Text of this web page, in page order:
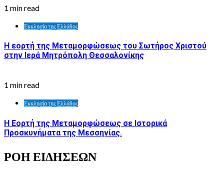
1 min read
Εκκλησία της Ελλάδος
Η εορτή της Μεταμορφώσεως του Σωτήρος Χριστού
στην Ιερά Μητρόπολη Θεσσαλονίκης
1 min read
Εκκλησία της Ελλάδος
Η Εορτή της Μεταμορφώσεως σε Ιστορικά
Προσκυνήματα της Μεσσηνίας.
ΡΟΗ ΕΙΔΗΣΕΩΝ